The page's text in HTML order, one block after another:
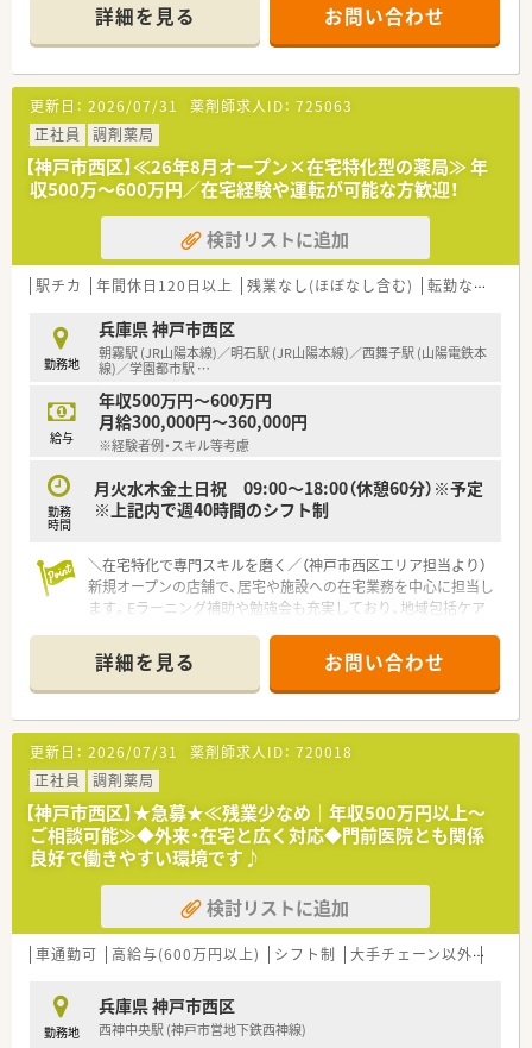
【店舗情報と応需状況について】
■最寄りの伊川谷駅からはバスで10分ほどの距離に位置してお
り、マイカーでのご通勤も可能な店舗です。
■総合病院の門前薬局として、内科や整形外科をはじめ眼科など
幅広い科目の処方箋を応需しております。
■1日あたり60枚から70枚ほどの処方箋を受け付けており、施設
や個人向けの在宅業務にも注力しています。
【募集背景と求める人物像について】
■複数店舗を包括的に管理できる人材を急募しており、将来の体
制強化を見据えた増員募集となります。
■これまでのご経験を活かし、店舗運営を牽引しながらラウンダ
ーとして活躍していただける方を求めています。
を築きながら業務に取り組める方を歓迎します。
【法人特徴について】
■大手医療福祉グループを母体として設立された企業であり、非
常に安定した経営基盤を持っているのが魅力です。
■医師や看護師など多職種と連携し、一つのチームとして患者様
に質の高い医療サービスを提供しております。
■今後も関西圏を中心に新規店舗の出店を計画しており、会社と
共に成長していく喜びを感じられる環境です。
■ラウンダーや管理薬剤師候補としての募集となり、ご経験に応
じて年収650万円までご相談が可能です。
■単身者向けの社員寮を完備しており、月額15000円から利用で
■グループが運営する提携保育園を利用することができ、子育て
中の方も安心して長く働ける環境が整っています。
詳細を見る お問い合わせ
更新日： 2026/07/31 薬剤師求人ID： 725063
正社員
調剤薬局
【神戸市西区】≪26年8月オープン×在宅特化型の薬局≫ 年
収500万～600万円／在宅経験や運転が可能な方歓迎！
検討リストに追加
駅チカ 年間休日120日以上 残業なし(ほぼなし含む) 転勤なし
勤務地
兵庫県 神戸市西区
朝霧駅 (JR山陽本線)／明石駅 (JR山陽本線)／西舞子駅 (山陽電鉄本
線)／学園都市駅 …
給与
年収500万円～600万円
月給300,000円～360,000円
※経験者例・スキル等考慮
勤務
時間
月火水木金土日祝 09:00～18:00（休憩60分）※予定
※上記内で週40時間のシフト制
＼在宅特化で専門スキルを磨く／（神戸市西区エリア担当より）
新規オープンの店舗で、居宅や施設への在宅業務を中心に担当し
ます。Eラーニング補助や勉強会も充実しており、地域包括ケア
＊------------------------------------------＊
【店舗情報と応需状況について】
■兵庫県神戸市西区に新規開設される店舗であり、居宅および施
設の在宅業務を専門的に応需する予定です。
■最寄り駅からはバスでの通勤となりますが、車通勤も可能であ
るためご自身のライフスタイルに合わせられます。
■マイカー通勤が可能となっているため、公共交通機関の混雑を
避けてご自身のペースで快適に通勤していただけます。
【法人特徴について】
■2010年に兵庫県で開局して以来、最大よりも最良の薬局であ
ることをモットーに地域医療へ貢献しています。
■経営トップ自身が薬剤師であるため、現場の意見や感覚を大切
にした風通しの良い経営が行われています。
されるかかりつけ薬局を目指して活動中です。
【求人情報について】
詳細を見る お問い合わせ
更新日： 2026/07/31 薬剤師求人ID： 720018
正社員
調剤薬局
【神戸市西区】★急募★≪残業少なめ│年収500万円以上～
ご相談可能≫◆外来・在宅と広く対応◆門前医院とも関係
良好で働きやすい環境です♪
検討リストに追加
車通勤可 高給与(600万円以上) シフト制 大手チェーン以外
勤務地
兵庫県 神戸市西区
西神中央駅 (神戸市営地下鉄西神線)